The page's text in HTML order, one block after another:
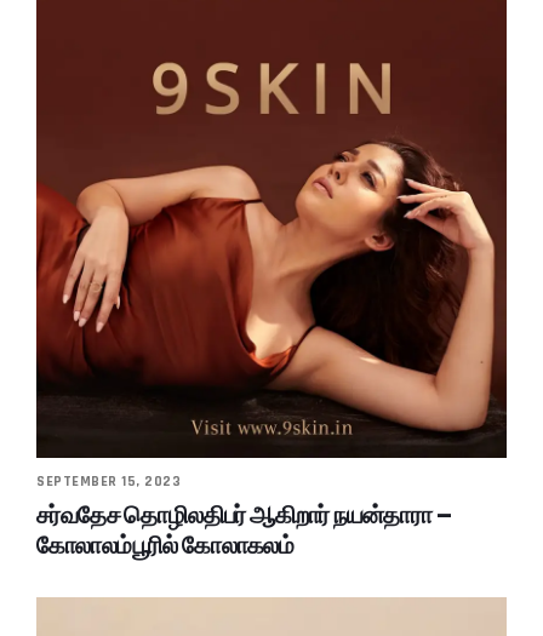
SEPTEMBER 15, 2023
சர்வதேச தொழிலதிபர் ஆகிறார் நயன்தாரா –
கோலாலம்பூரில் கோலாகலம்